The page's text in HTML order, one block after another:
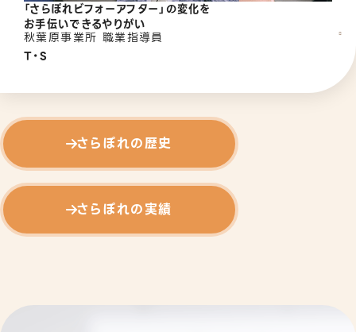
「さらぽれビフォーアフター」の変化を
お手伝いできるやりがい
秋葉原事業所 職業指導員
T・S
さらぽれの歴史
さらぽれの実績